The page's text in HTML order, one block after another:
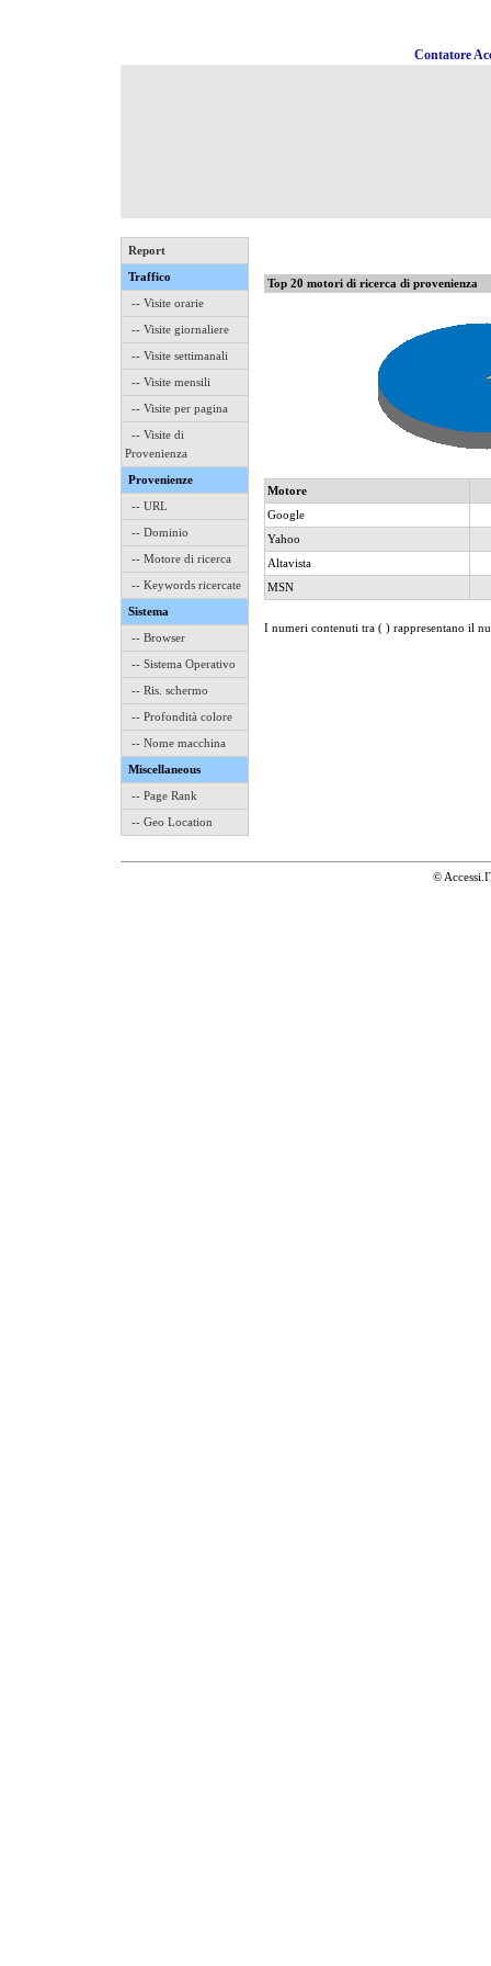
Contatore
Report
Traffico
-- Visite orarie
-- Visite giornaliere
-- Visite settimanali
-- Visite mensili
-- Visite per pagina
-- Visite di
Provenienza
Provenienze
-- URL
-- Dominio
-- Motore di ricerca
-- Keywords ricercate
Sistema
-- Browser
-- Sistema Operativo
-- Ris. schermo
-- Profondità colore
-- Nome macchina
Miscellaneous
-- Page Rank
-- Geo Location
Top 20 motori di ricerca di provenienza
Motore
Google
Yahoo
Altavista
MSN
I numeri contenuti tra ( ) rappresentano il
©